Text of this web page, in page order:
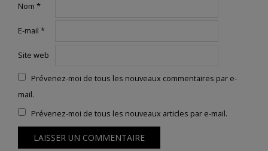
Nom *
E-mail *
Site web
Prévenez-moi de tous les nouveaux commentaires par e-
mail.
Prévenez-moi de tous les nouveaux articles par e-mail.